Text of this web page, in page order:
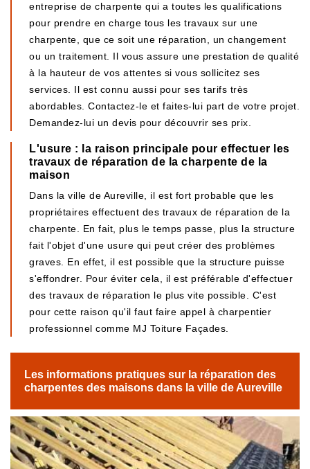
entreprise de charpente qui a toutes les qualifications
pour prendre en charge tous les travaux sur une
charpente, que ce soit une réparation, un changement
ou un traitement. Il vous assure une prestation de qualité
à la hauteur de vos attentes si vous sollicitez ses
services. Il est connu aussi pour ses tarifs très
abordables. Contactez-le et faites-lui part de votre projet.
Demandez-lui un devis pour découvrir ses prix.
L'usure : la raison principale pour effectuer les
travaux de réparation de la charpente de la
maison
Dans la ville de Aureville, il est fort probable que les
propriétaires effectuent des travaux de réparation de la
charpente. En fait, plus le temps passe, plus la structure
fait l'objet d'une usure qui peut créer des problèmes
graves. En effet, il est possible que la structure puisse
s'effondrer. Pour éviter cela, il est préférable d'effectuer
des travaux de réparation le plus vite possible. C'est
pour cette raison qu'il faut faire appel à charpentier
professionnel comme MJ Toiture Façades.
Les informations pratiques sur la réparation des
charpentes des maisons dans la ville de Aureville